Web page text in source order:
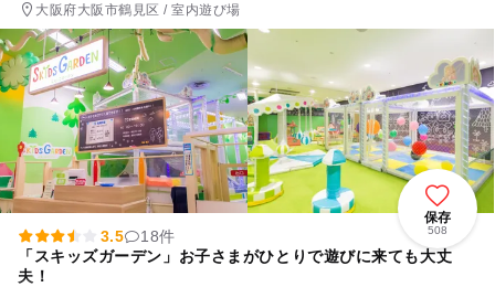
大阪府大阪市鶴見区 / 室内遊び場
保存
508
3.5
18件
「スキッズガーデン」お子さまがひとりで遊びに来ても大丈
夫！